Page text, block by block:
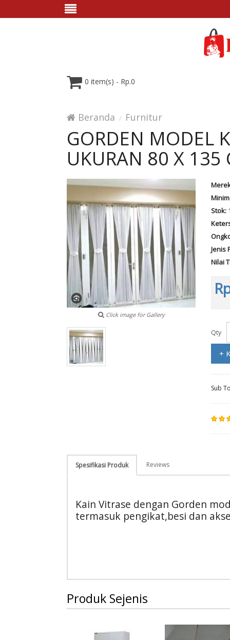
0 item(s) - Rp.0
Beranda Furnitur
GORDEN MODEL
UKURAN 80 X 135
Click image for Gallery
Stok:
Jenis
Nilai
Qty
+
Sub
Spesifikasi Produk Reviews
Kain Vitrase dengan Gorden
termasuk pengikat,besi dan
Produk Sejenis